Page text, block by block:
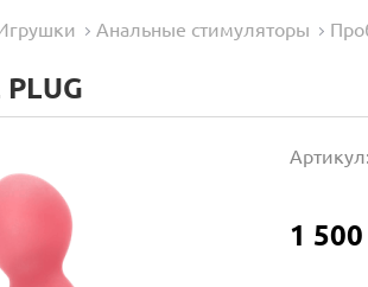
Анальные стимуляторы
1 500